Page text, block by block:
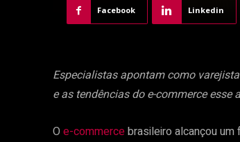
Facebook Linkedin
Especialistas apontam como
e as tendências do e-commerce esse
O e-commercebrasileiro alcançou